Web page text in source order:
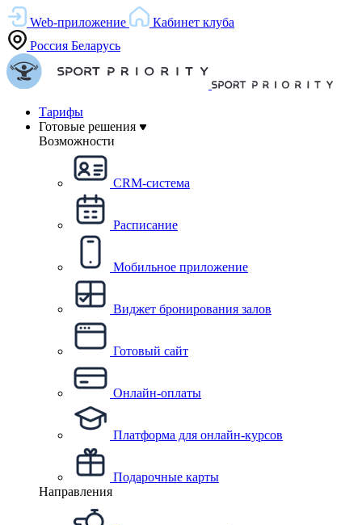
Web-приложение
Кабинет клуба
Россия Беларусь
Тарифы
Готовые решения
Возможности
CRM-система
Расписание
Мобильное приложение
Виджет бронирования залов
Готовый сайт
Онлайн-оплаты
Платформа для онлайн-курсов
Подарочные карты
Направления